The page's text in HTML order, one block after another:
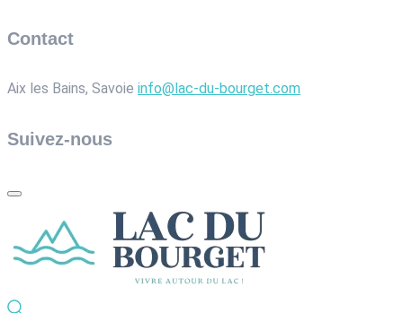
Contact
Aix les Bains, Savoie info@lac-du-bourget.com
Suivez-nous